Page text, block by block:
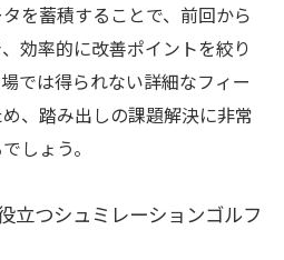
そ得られる技術向上のヒン
識を克服するシュミレーシ
法
を蓄積することで、前回から
効率的に改善ポイントを絞り
では得られない詳細なフィー
、踏み出しの課題解決に非常
しょう。
立つシュミレーションゴルフ